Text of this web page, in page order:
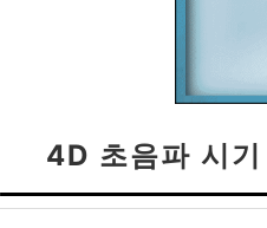
4D 초음파 시